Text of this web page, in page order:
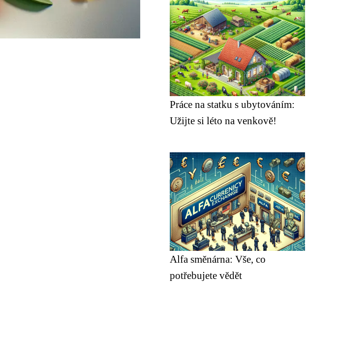
Práce na statku s ubytováním:
Užijte si léto na venkově!
Alfa směnárna: Vše, co
potřebujete vědět